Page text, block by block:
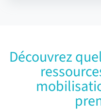
Découvrez